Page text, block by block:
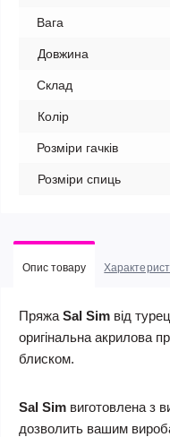
Вага
Довжина
Склад
Колір
Розміри гачків
Розміри спиць
Опис товару
Пряжа Sal Sim від
оригінальна акрилова
блиском.
Sal Sim виготовлена з
дозволить вашим